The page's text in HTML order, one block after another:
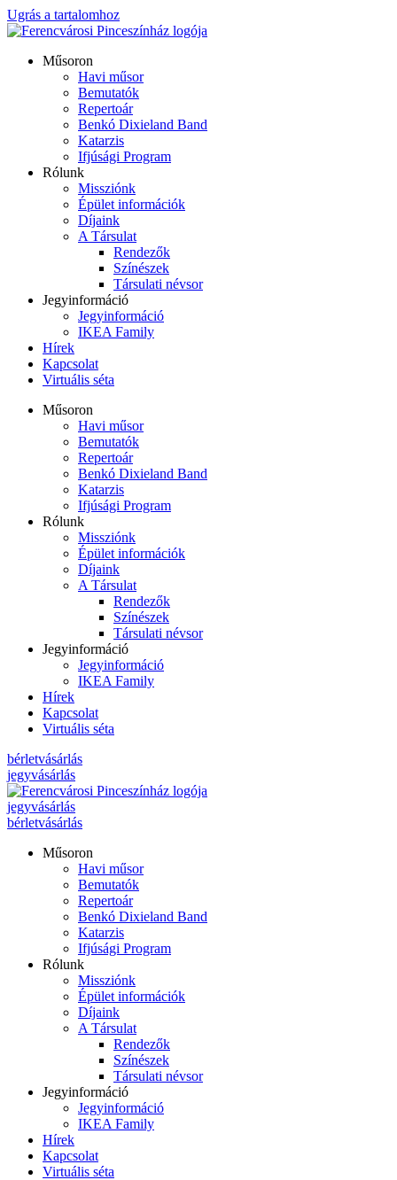
Ugrás a tartalomhoz
Műsoron
Havi műsor
Bemutatók
Repertoár
Benkó Dixieland Band
Katarzis
Ifjúsági Program
Rólunk
Missziónk
Épület információk
Díjaink
A Társulat
Rendezők
Színészek
Társulati névsor
Jegyinformáció
Jegyinformáció
IKEA Family
Hírek
Kapcsolat
Virtuális séta
Műsoron
Havi műsor
Bemutatók
Repertoár
Benkó Dixieland Band
Katarzis
Ifjúsági Program
Rólunk
Missziónk
Épület információk
Díjaink
A Társulat
Rendezők
Színészek
Társulati névsor
Jegyinformáció
Jegyinformáció
IKEA Family
Hírek
Kapcsolat
Virtuális séta
bérletvásárlás
jegyvásárlás
jegyvásárlás
bérletvásárlás
Műsoron
Havi műsor
Bemutatók
Repertoár
Benkó Dixieland Band
Katarzis
Ifjúsági Program
Rólunk
Missziónk
Épület információk
Díjaink
A Társulat
Rendezők
Színészek
Társulati névsor
Jegyinformáció
Jegyinformáció
IKEA Family
Hírek
Kapcsolat
Virtuális séta